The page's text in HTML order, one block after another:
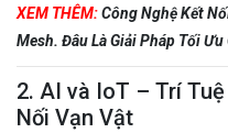
XEM THÊM:Công Nghệ Kết
Mesh. Đâu Là Giải Pháp Tối
2. AI và IoT – Trí
Nối Vạn Vật